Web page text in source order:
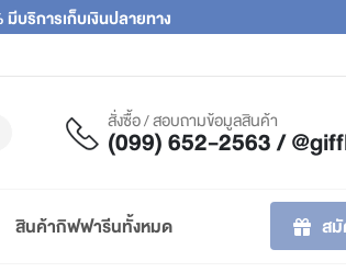
ริการเก็บเงินปลายทาง
สั่งซื้อ / สอบถามข้อมูลสินค้า
(099) 652-2563 /
สินค้ากิฟฟารีนทั้งหมด ส